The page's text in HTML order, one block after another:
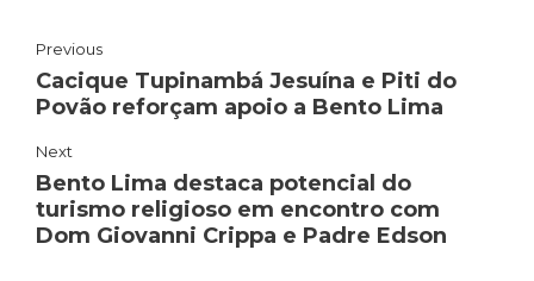
Previous
Cacique Tupinambá Jesuína e Piti do
Povão reforçam apoio a Bento Lima
Next
Bento Lima destaca potencial do
turismo religioso em encontro com
Dom Giovanni Crippa e Padre Edson